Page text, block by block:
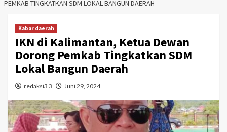
PEMKAB TINGKATKAN SDM LOKAL BANGUN DAERAH
Kabar daerah
IKN di Kalimantan, Ketua Dewan
Dorong Pemkab Tingkatkan SDM
Lokal Bangun Daerah
redaksi3 3 Juni 29, 2024